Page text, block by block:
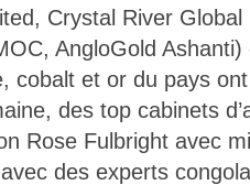
Crystal River Global
AngloGold
cobalt et or du pays
des top cabinets
Rose Fulbright avec
des experts